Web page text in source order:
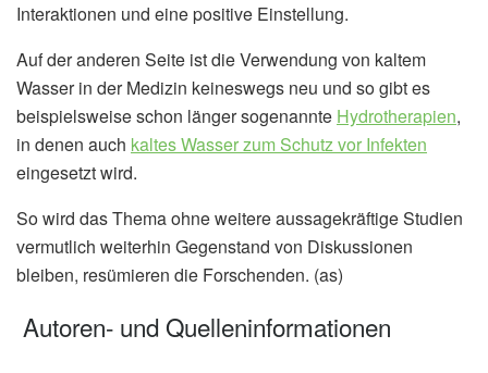
Interaktionen und eine positive Einstellung.
Auf der anderen Seite ist die Verwendung von kaltem
Wasser in der Medizin keineswegs neu und so gibt es
beispielsweise schon länger sogenannte Hydrotherapien,
in denen auch kaltes Wasser zum Schutz vor Infekten
eingesetzt wird.
So wird das Thema ohne weitere aussagekräftige Studien
vermutlich weiterhin Gegenstand von Diskussionen
bleiben, resümieren die Forschenden. (as)
Autoren- und Quelleninformationen